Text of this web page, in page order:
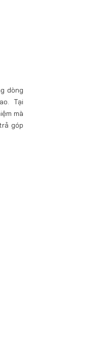
dòng
Tại
mà
góp